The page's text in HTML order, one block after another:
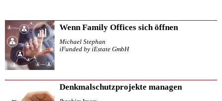
Wenn Family Offices sich öffnen
Michael Stephan
iFunded by iEstate GmbH
Denkmalschutzprojekte managen